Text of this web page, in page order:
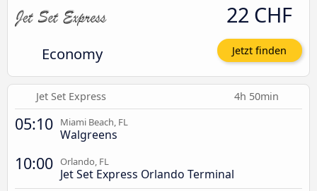
Economy
22 CHF
Jetzt finden
Jet Set Express 4h 50min
05:10 Miami Beach, FL
Walgreens
10:00 Orlando, FL
Jet Set Express Orlando Terminal